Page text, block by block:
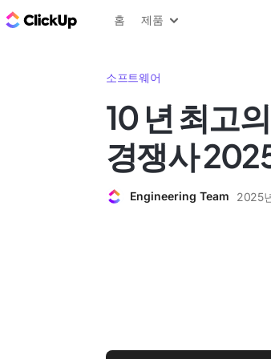
ClickUp 블로그
홈 제품
소프트웨어
10 년 최고
경쟁사
Engineering Team 2025